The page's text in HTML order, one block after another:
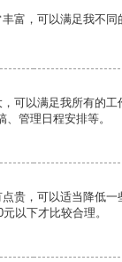
富，可以满足我不同
可以满足我所有的
管理日程安排等。
贵，可以适当降低
以下才比较合理。